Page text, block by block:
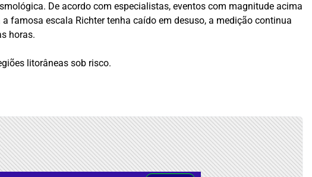
De acordo com especialistas, eventos com magnitude acima
famosa escala Richter tenha caído em desuso, a medição continua
horas.
litorâneas sob risco.